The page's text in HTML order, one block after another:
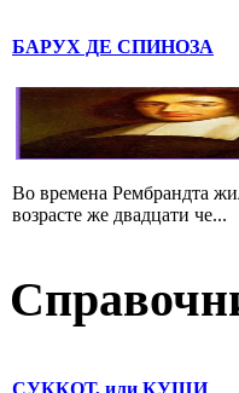
БАРУХ ДЕ СПИНОЗА
Во времена Рембрандта
возрасте же двадцати че...
СУККОТ, или КУЩИ